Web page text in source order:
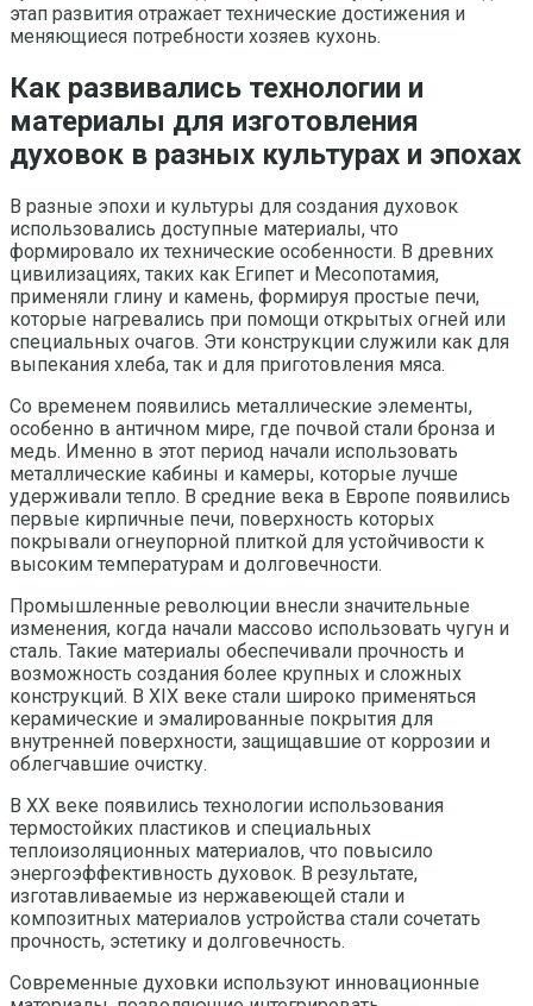
этап развития отражает технические достижения и
меняющиеся потребности хозяев кухонь.
Как развивались технологии и
материалы для изготовления
духовок в разных культурах и эпохах
В разные эпохи и культуры для создания духовок
использовались доступные материалы, что
формировало их технические особенности. В древних
цивилизациях, таких как Египет и Месопотамия,
применяли глину и камень, формируя простые печи,
которые нагревались при помощи открытых огней или
специальных очагов. Эти конструкции служили как для
выпекания хлеба, так и для приготовления мяса.
Со временем появились металлические элементы,
особенно в античном мире, где почвой стали бронза и
медь. Именно в этот период начали использовать
металлические кабины и камеры, которые лучше
удерживали тепло. В средние века в Европе появились
первые кирпичные печи, поверхность которых
покрывали огнеупорной плиткой для устойчивости к
высоким температурам и долговечности.
Промышленные революции внесли значительные
изменения, когда начали массово использовать чугун и
сталь. Такие материалы обеспечивали прочность и
возможность создания более крупных и сложных
конструкций. В XIX веке стали широко применяться
керамические и эмалированные покрытия для
внутренней поверхности, защищавшие от коррозии и
облегчавшие очистку.
В XX веке появились технологии использования
термостойких пластиков и специальных
теплоизоляционных материалов, что повысило
энергоэффективность духовок. В результате,
изготавливаемые из нержавеющей стали и
композитных материалов устройства стали сочетать
прочность, эстетику и долговечность.
Современные духовки используют инновационные